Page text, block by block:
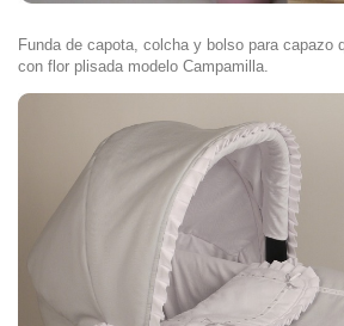
Funda de capota, colcha y bolso para capazo
con flor plisada modelo Campamilla.